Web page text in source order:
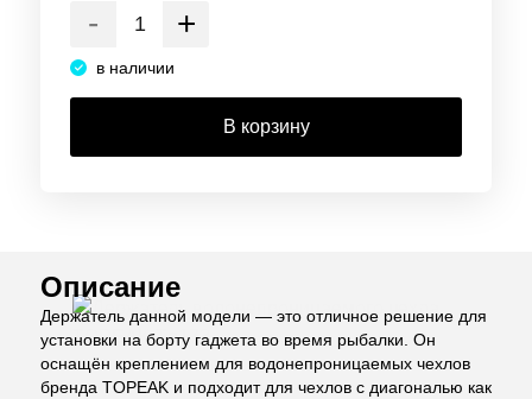
- +
в наличии
В корзину
Описание
Держатель данной модели — это отличное решение для
установки на борту гаджета во время рыбалки. Он
оснащён креплением для водонепроницаемых чехлов
бренда TOPEAK и подходит для чехлов с диагональю как